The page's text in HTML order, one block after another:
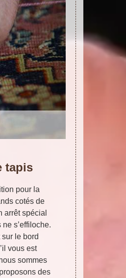
tapis
pour la
cotés de
arrêt spécial
s’effiloche.
le bord
vous est
sommes
des